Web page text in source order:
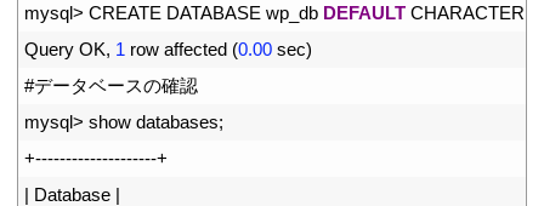
mysql> CREATE DATABASE wp_db DEFAULT CHARACTER
Query OK, 1 row affected (0.00 sec)
#データベースの確認
mysql> show databases;
+--------------------+
| Database |